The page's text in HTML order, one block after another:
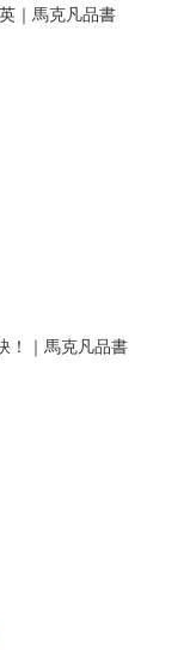
｜馬克凡品書
！｜馬克凡品書